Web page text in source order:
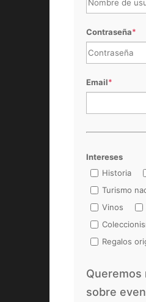
Contraseña*
Email*
Intereses
Historia
Turismo
Vinos
Regalos
sobre